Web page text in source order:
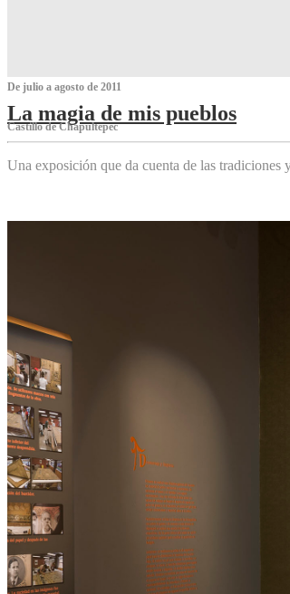
De julio a agosto de 2011
La magia de mis pueblos
Castillo de Chapultepec
Una exposición que da cuenta de las